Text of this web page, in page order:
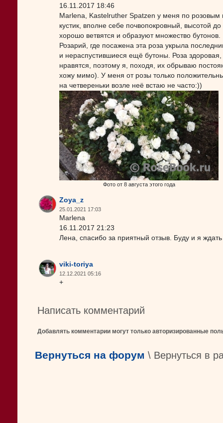
16.11.2017 18:46
Marlena, Kastelruther Spatzen у меня по розовым
кустик, вполне себе почвопокровный, высотой
хорошо ветвятся и образуют множество
Розарий, где посажена эта роза укрыла
и нераспустившиеся ещё бутоны. Роза
нравятся, поэтому я, походя, их обрываю
хожу мимо). У меня от розы только
на четвереньки возле неё встаю не часто:))
Фото от 8 августа этого года
.
Zoya_z
25.01.2021 17:03
Marlena
16.11.2017 21:23
Лена, спасибо за приятный отзыв. Буду и я
viki-toriya
12.12.2021 05:16
+
Написать комментарий
Добавлять комментарии могут только авторизированные
Вернуться на форум \ Вернуться в